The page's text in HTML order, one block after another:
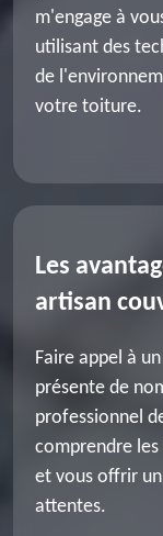
m'engage à
utilisant des
de
votre toiture.
Les
artisan
Faire appel à
présente de
professionnel
comprendre
et vous offrir
attentes.